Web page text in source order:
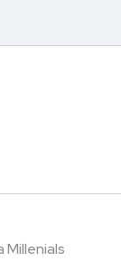
Millenials